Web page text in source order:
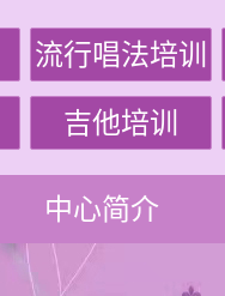
流行唱法培训
吉他培训
中心简介